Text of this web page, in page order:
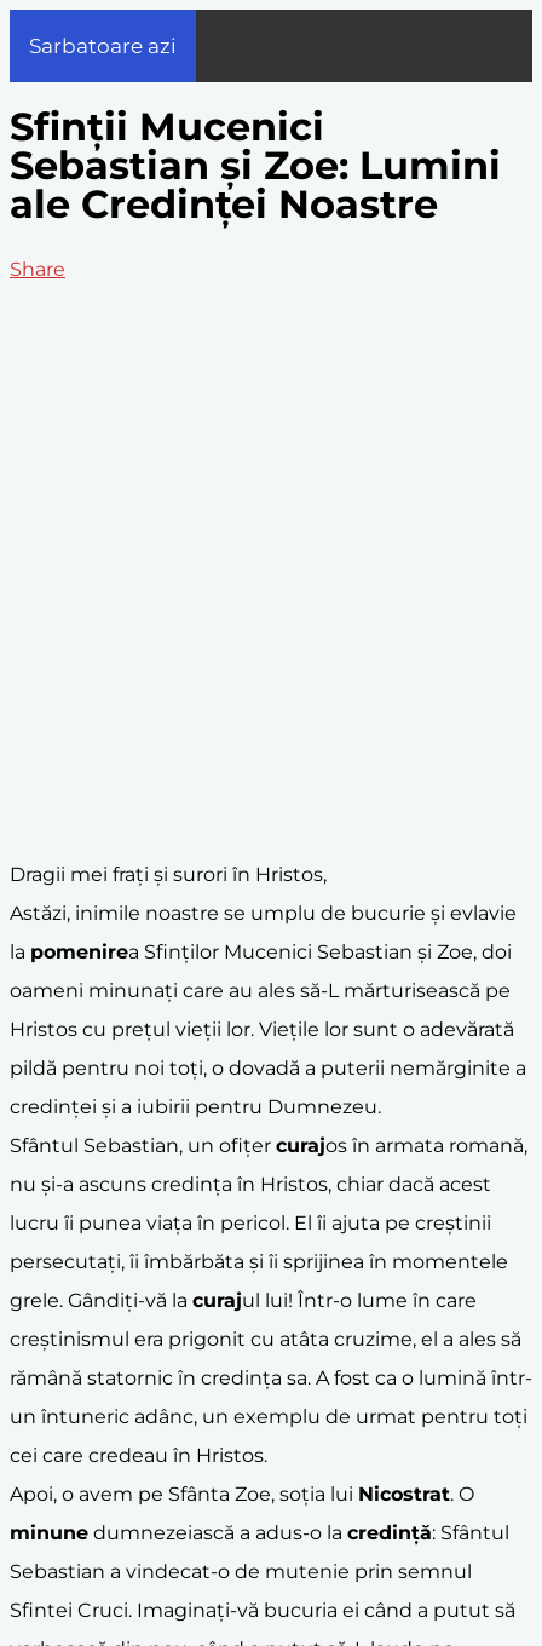
Sarbatoare azi
Sfinții Mucenici
Sebastian și Zoe: Lumini
ale Credinței Noastre
Share
Dragii mei frați și surori în Hristos,
Astăzi, inimile noastre se umplu de bucurie și evlavie
la pomenirea Sfinților Mucenici Sebastian și Zoe, doi
oameni minunați care au ales să-L mărturisească pe
Hristos cu prețul vieții lor. Viețile lor sunt o adevărată
pildă pentru noi toți, o dovadă a puterii nemărginite a
credinței și a iubirii pentru Dumnezeu.
Sfântul Sebastian, un ofițer curajos în armata romană,
nu și-a ascuns credința în Hristos, chiar dacă acest
lucru îi punea viața în pericol. El îi ajuta pe creștinii
persecutați, îi îmbărbăta și îi sprijinea în momentele
grele. Gândiți-vă la curajul lui! Într-o lume în care
creștinismul era prigonit cu atâta cruzime, el a ales să
rămână statornic în credința sa. A fost ca o lumină într-
un întuneric adânc, un exemplu de urmat pentru toți
cei care credeau în Hristos.
Apoi, o avem pe Sfânta Zoe, soția lui Nicostrat. O
minune dumnezeiască a adus-o la credință: Sfântul
Sebastian a vindecat-o de mutenie prin semnul
Sfintei Cruci. Imaginați-vă bucuria ei când a putut să